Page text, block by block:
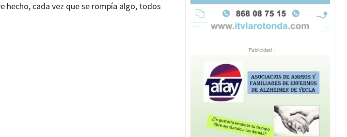
hecho, cada vez que se rompía algo, todos
- Publicidad -